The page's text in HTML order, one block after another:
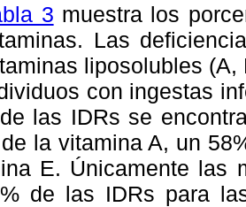
3 muestra los
Las
liposolubles
con ingestas
las IDRs se
la vitamina A, un
E. Únicamente las
de las IDRs para